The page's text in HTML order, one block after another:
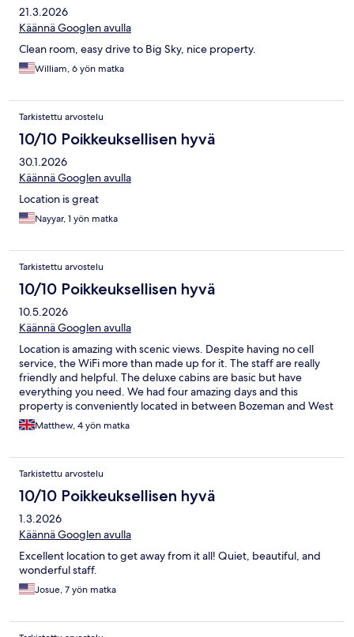
21.3.2026
Käännä Googlen avulla
Clean room, easy drive to Big Sky, nice property.
William, 6 yön matka
Tarkistettu arvostelu
10/10 Poikkeuksellisen hyvä
30.1.2026
Käännä Googlen avulla
Location is great
Nayyar, 1 yön matka
Tarkistettu arvostelu
10/10 Poikkeuksellisen hyvä
10.5.2026
Käännä Googlen avulla
Location is amazing with scenic views. Despite having no cell
service, the WiFi more than made up for it. The staff are really
friendly and helpful. The deluxe cabins are basic but have
everything you need. We had four amazing days and this
property is conveniently located in between Bozeman and West
Yellowstone.
Matthew, 4 yön matka
Tarkistettu arvostelu
10/10 Poikkeuksellisen hyvä
1.3.2026
Käännä Googlen avulla
Excellent location to get away from it all! Quiet, beautiful, and
wonderful staff.
Josue, 7 yön matka